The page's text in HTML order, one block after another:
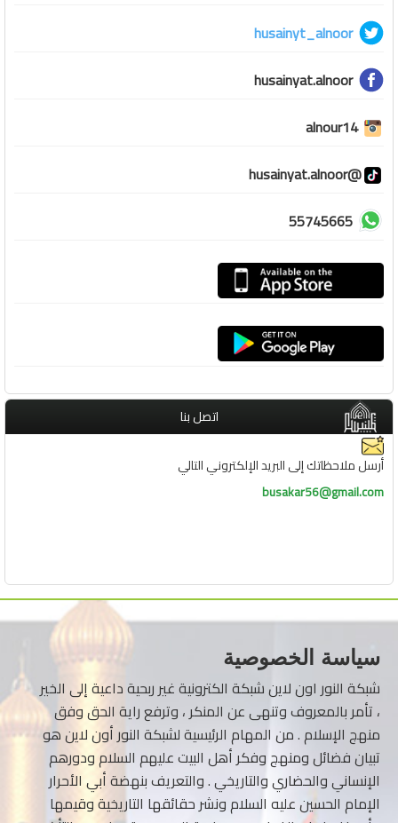
husainyt_alnoor
husainyat.alnoor
alnour14
@husainyat.alnoor
55745665
اتصل بنا
أرسل ملاحظاتك إلى البريد الإلكتروني التالي
busakar56@gmail.com
سياسة الخصوصية
شبكة النور اون لاين شبكة الكترونية غير ربحية داعية إلى الخير
، تأمر بالمعروف وتنهى عن المنكر ، وترفع راية الحق وفق
منهج الإسلام . من المهام الرئيسية لشبكة النور أون لاين هو
تبيان فضائل ومنهج وفكر أهل البيت عليهم السلام ودورهم
الإنساني والحضاري والتاريخي . والتعريف بنهضة أبي الأحرار
الإمام الحسين عليه السلام ونشر حقائقها التاريخية وقيمها